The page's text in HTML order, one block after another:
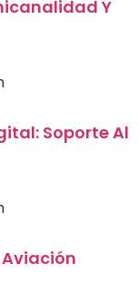
Y
Soporte Al